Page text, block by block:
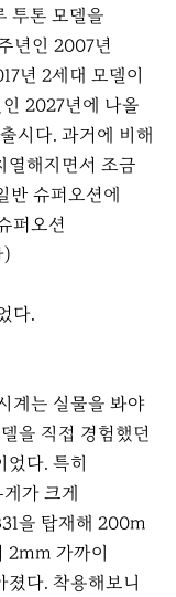
투톤 모델을
년인 2007년
년 2세대 모델이
2027년에 나올
시다. 과거에 비해
열해지면서 조금
반 슈퍼오션에
퍼오션
)
다.
계는 실물을 봐야
을 직접 경험했던
다. 특히
가 크게
을 탑재해 200m
2mm 가까이
다. 착용해보니